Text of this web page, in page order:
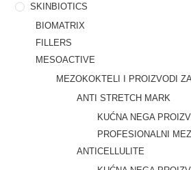
SKINBIOTICS
BIOMATRIX
FILLERS
MESOACTIVE
MEZOKOKTELI I PROIZVODI
ANTI STRETCH MARK
KUĆNA NEGA
PROFESIONALNI
ANTICELLULITE